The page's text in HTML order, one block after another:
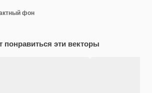
фон
понравиться эти векторы